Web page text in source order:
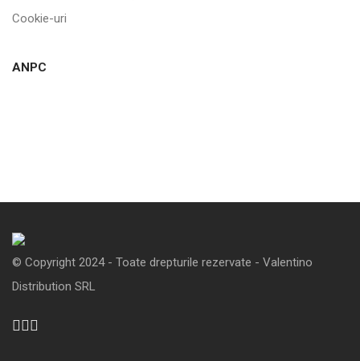
Cookie-uri
ANPC
© Copyright 2024 - Toate drepturile rezervate - Valentino
Distribution SRL